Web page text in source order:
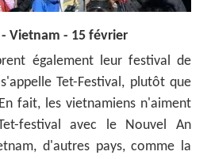
Vietnam - 15 février
également leur festival de
Tet-Festival, plutôt que
fait, les vietnamiens n'aiment
festival avec le Nouvel An
d'autres pays, comme la